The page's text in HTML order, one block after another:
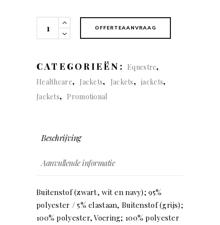
Duxbury
OFFERTEAANVRAAG
CATEGORIEËN: Equestre,
Healthcare, Jackets, Jackets,jackets,
Jackets, Promotional
Beschrijving
Aanvullende informatie
Buitenstof (zwart, wit en navy); 95%
polyester / 5% elastaan, Buitenstof (grijs);
100% polyester, Voering; 100% polyester